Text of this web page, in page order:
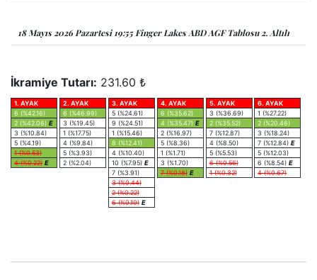
18 Mayıs 2026 Pazartesi 19:55 Finger Lakes ABD AGF Tablosu 2. Altılı
İkramiye Tutarı: 231.60 ₺
1. AYAK
6 (%42.16)
2 (%42.06) E
3 (%10.84)
5 (%4.19)
1 (%0.53)
4 (%0.22) E
2. AYAK
6 (%46.99)
3 (%19.45)
1 (%17.75)
4 (%9.84)
5 (%3.93)
2 (%2.04)
3. AYAK
5 (%24.61)
9 (%24.51)
1 (%15.46)
8 (%12.41)
4 (%10.40)
10 (%7.95) E
7 (%3.91)
3 (%0.44)
2 (%0.22)
6 (%0.10) E
4. AYAK
6 (%35.62)
4 (%35.47) E
2 (%16.97)
5 (%8.36)
1 (%1.71)
3 (%1.70)
7 (%0.18) E
5. AYAK
3 (%36.69)
2 (%35.52)
7 (%12.87)
4 (%8.50)
5 (%5.53)
6 (%0.56)
1 (%0.32)
6. AYAK
1 (%27.22)
2 (%20.46)
3 (%18.24)
7 (%12.84) E
5 (%12.03)
6 (%8.54) E
4 (%0.67)